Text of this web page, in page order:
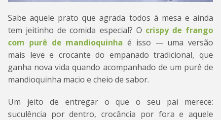
Sabe aquele prato que agrada todos à mesa e ainda
tem jeitinho de comida especial? O crispy de frango
com purê de mandioquinha é isso — uma versão
mais leve e crocante do empanado tradicional, que
ganha nova vida quando acompanhado de um purê de
mandioquinha macio e cheio de sabor.
Um jeito de entregar o que o seu pai merece:
suculência por dentro, crocância por fora e aquele